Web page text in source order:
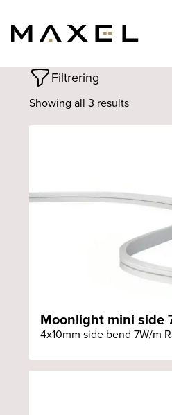
Filtrering
Showing all 3 results
Moonlight mini side